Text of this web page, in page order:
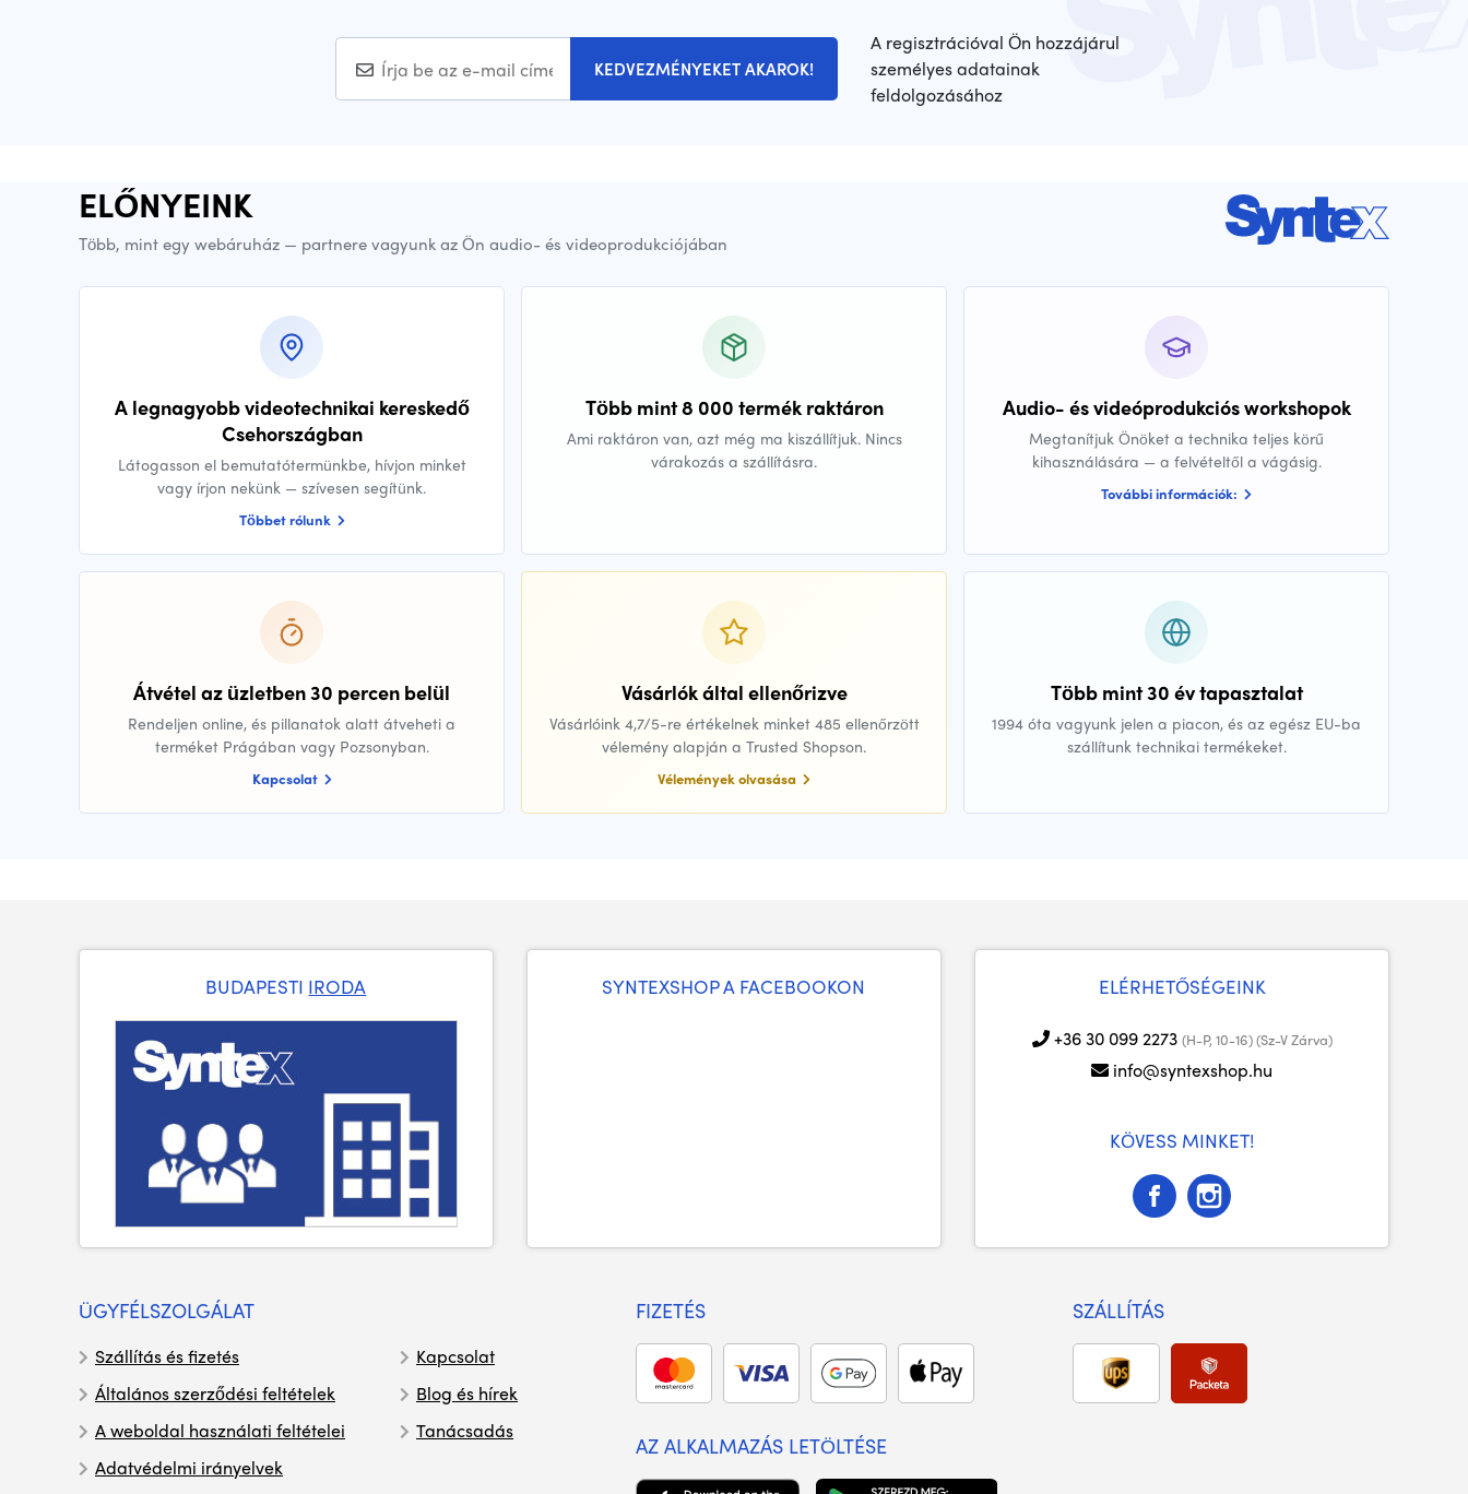
KEDVEZMÉNYEKET AKAROK!
A regisztrációval Ön hozzájárul
személyes adatainak
feldolgozásához
ELŐNYEINK
Több, mint egy webáruház — partnere vagyunk az Ön audio- és videoprodukciójában
A legnagyobb videotechnikai kereskedő
Csehországban
Látogasson el bemutatótermünkbe, hívjon minket
vagy írjon nekünk — szívesen segítünk.
Többet rólunk
Több mint 8 000 termék raktáron
Ami raktáron van, azt még ma kiszállítjuk. Nincs
várakozás a szállításra.
Audio- és videóprodukciós workshopok
Megtanítjuk Önöket a technika teljes körű
kihasználására — a felvételtől a vágásig.
További információk:
Átvétel az üzletben 30 percen belül
Rendeljen online, és pillanatok alatt átveheti a
terméket Prágában vagy Pozsonyban.
Kapcsolat
Vásárlók által ellenőrizve
Vásárlóink 4,7/5-re értékelnek minket 485 ellenőrzött
vélemény alapján a Trusted Shopson.
Vélemények olvasása
Több mint 30 év tapasztalat
1994 óta vagyunk jelen a piacon, és az egész EU-ba
szállítunk technikai termékeket.
BUDAPESTI IRODA SYNTEXSHOP A FACEBOOKON ELÉRHETŐSÉGEINK
+36 30 099 2273 (H-P, 10-16) (Sz-V Zárva)
info@syntexshop.hu
KÖVESS MINKET!
ÜGYFÉLSZOLGÁLAT
Szállítás és fizetés
Általános szerződési feltételek
A weboldal használati feltételei
Adatvédelmi irányelvek
Kapcsolat
Blog és hírek
Tanácsadás
FIZETÉS SZÁLLÍTÁS
AZ ALKALMAZÁS LETÖLTÉSE